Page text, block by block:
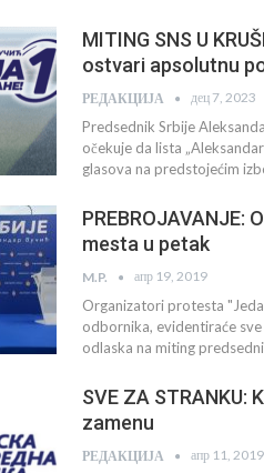
MITING SNS U
ostvari apsolutnu
РЕДАКЦИЈА дец 7, 2023
Predsednik Srbije
očekuje da lista
glasova na predstojećim
mesta u petak
M.P. апр 19, 2019
Organizatori protesta
odbornika, evidentiraće
odlaska na miting
SVE ZA STRANKU:
zamenu
РЕДАКЦИЈА апр 11, 2019